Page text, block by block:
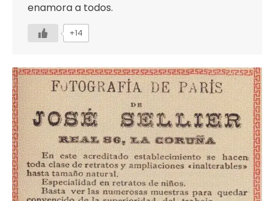
enamora a todos.
+14